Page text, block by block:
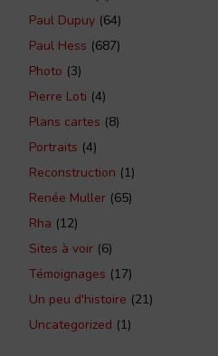
Paul Dupuy (64)
Paul Hess (687)
Photo (3)
Pierre Loti (4)
Plans cartes (8)
Portraits (4)
Reconstruction (1)
Renée Muller (65)
Rha (12)
Sites à voir (6)
Témoignages (17)
Un peu d'histoire (21)
Uncategorized (1)